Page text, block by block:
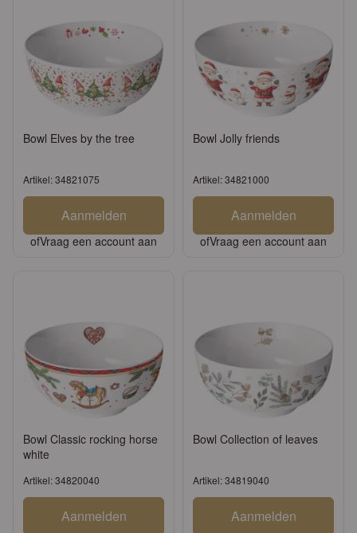
Bowl Elves by the tree
Artikel: 34821075
Aanmelden
ofVraag een account aan
Bowl Jolly friends
Artikel: 34821000
Aanmelden
ofVraag een account aan
Bowl Classic rocking horse
white
Artikel: 34820040
Aanmelden
Bowl Collection of leaves
Artikel: 34819040
Aanmelden